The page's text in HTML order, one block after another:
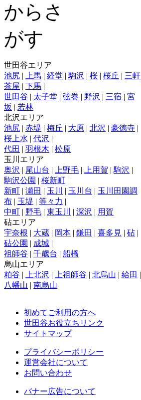
世田谷エリア
池尻 | 上馬 | 経堂 | 駒沢 | 桜 | 桜丘 | 三軒
茶屋 | 下馬 |
世田谷 | 太子堂 | 弦巻 | 野沢 | 三宿 | 宮
坂 | 若林
北沢エリア
池尻 | 赤堤 | 梅丘 | 大原 | 北沢 | 豪徳寺 |
桜上水 | 代沢 |
代田 | 羽根木 | 松原
玉川エリア
奥沢 | 尾山台 | 上野毛 | 上用賀 | 駒沢 |
駒沢公園 | 桜新町 |
新町 | 瀬田 | 玉川 | 玉川台 | 玉川田園調
布 | 玉堤 | 等々力 |
中町 | 野毛 | 東玉川 | 深沢 | 用賀
砧エリア
宇奈根 | 大蔵 | 岡本 | 鎌田 | 喜多見 | 砧 |
砧公園 | 成城 |
祖師谷 | 千歳台 | 船橋
烏山エリア
粕谷 | 上北沢 | 上祖師谷 | 北烏山 | 給田 |
八幡山 | 南烏山
初めてご利用の方へ
世田谷お役立ちリンク
サイトマップ
プライバシーポリシー
運営会社について
お問い合わせ
バナー広告について